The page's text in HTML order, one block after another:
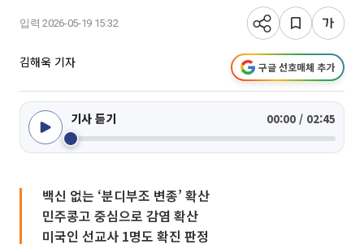
입력 2026-05-19 15:32
김해욱 기자 구글 선호매체 추가
기사 듣기 00:00 / 02:45
백신 없는 ‘분디부조 변종’ 확산
민주콩고 중심으로 감염 확산
미국인 선교사 1명도 확진 판정